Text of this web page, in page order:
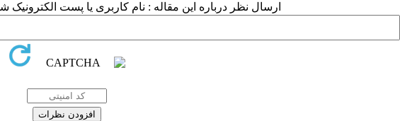
ارسال نظر درباره این مقاله : نام کاربری یا پست الکترونیک